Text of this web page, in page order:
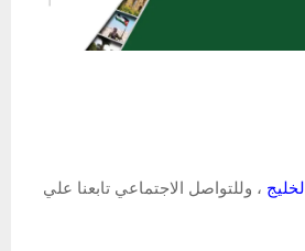
، وللتواصل الاجتماعي تابعنا علي